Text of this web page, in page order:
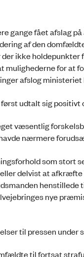
gange fået afslag
af den
ikke
mulighederne for at
afslog ministeriet
udtalt sig
væsentlig
nærmere
som stort
delvist at
nye
til pressen under
til fortsat